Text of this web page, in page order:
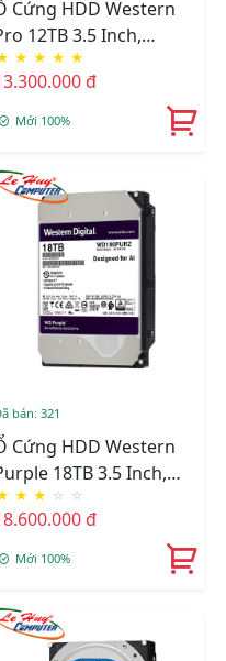
Cứng HDD Western
12TB 3.5 Inch,
3, 256MB
(WD121PURP)
★ ★ ★ ★
đ
Mới 100%
bán: 321
Cứng HDD Western
18TB 3.5 Inch,
SATA3, 512MB
(WD180PURZ)
★ ★ ☆ ☆
đ
Mới 100%